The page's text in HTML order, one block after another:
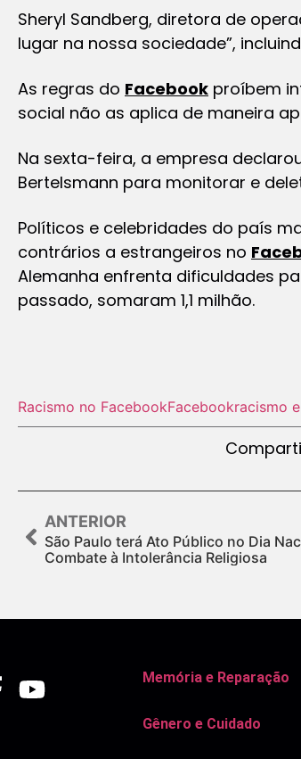
Sheryl Sandberg, diretora de
lugar na nossa sociedade”,
As regras do Facebook proíbem
social não as aplica de maneira
Na sexta-feira, a empresa
Bertelsmann para monitorar e
Políticos e celebridades do país
contrários a estrangeiros no
Alemanha enfrenta dificuldades
passado, somaram 1,1 milhão.
Racismo no FacebookFacebookracismo
ANTERIOR
São Paulo terá Ato Público no Dia
Combate à Intolerância Religiosa
Memória e Reparação
Gênero e Cuidado